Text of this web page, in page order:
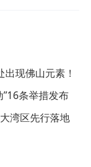
现佛山元素！
条举措发布
湾区先行落地